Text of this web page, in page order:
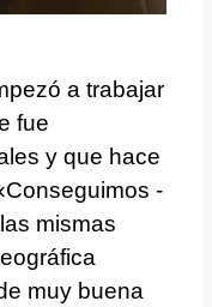
a trabajar
fue
y que hace
-
mismas
muy buena